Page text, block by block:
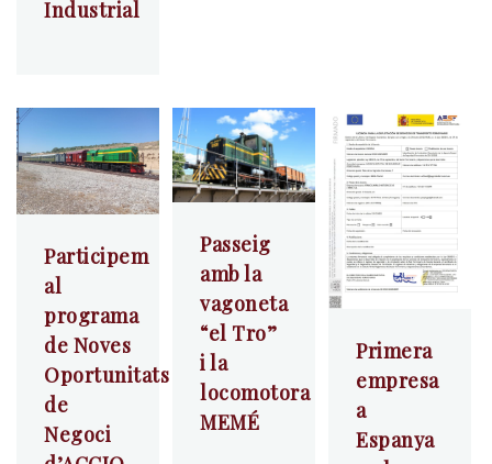
Industrial
Participem
al
programa
de Noves
Oportunitats
de
Negoci
Passeig
amb la
vagoneta
“el Tro”
i la
locomotora
MEMÉ
Primera
empresa
a
Espanya